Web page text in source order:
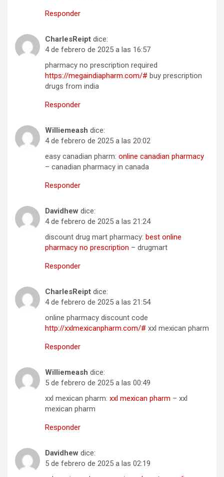
Responder
CharlesReipt dice:
4 de febrero de 2025 a las 16:57
pharmacy no prescription required
https://megaindiapharm.com/# buy prescription
drugs from india
Responder
Williemeash dice:
4 de febrero de 2025 a las 20:02
easy canadian pharm: online canadian pharmacy
– canadian pharmacy in canada
Responder
Davidhew dice:
4 de febrero de 2025 a las 21:24
discount drug mart pharmacy: best online
pharmacy no prescription – drugmart
Responder
CharlesReipt dice:
4 de febrero de 2025 a las 21:54
online pharmacy discount code
http://xxlmexicanpharm.com/# xxl mexican pharm
Responder
Williemeash dice:
5 de febrero de 2025 a las 00:49
xxl mexican pharm: xxl mexican pharm – xxl
mexican pharm
Responder
Davidhew dice:
5 de febrero de 2025 a las 02:19